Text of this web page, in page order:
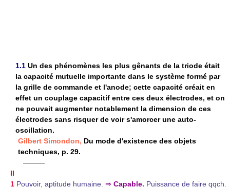
1.1 Un des phénomènes les plus gênants de la triode était
la capacité mutuelle importante dans le système formé par
la grille de commande et l'anode; cette capacité créait en
effet un couplage capacitif entre ces deux électrodes, et on
ne pouvait augmenter notablement la dimension de ces
électrodes sans risquer de voir s'amorcer une auto-
oscillation.
Gilbert Simondon, Du mode d'existence des objets
techniques, p. 29.
———
II
1 Pouvoir, aptitude humaine. ⇒ Capable. Puissance de faire qqch.